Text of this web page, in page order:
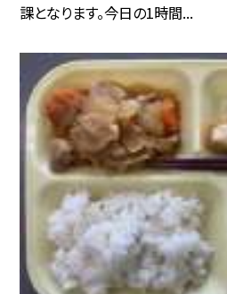
課となります。今日の1時間...